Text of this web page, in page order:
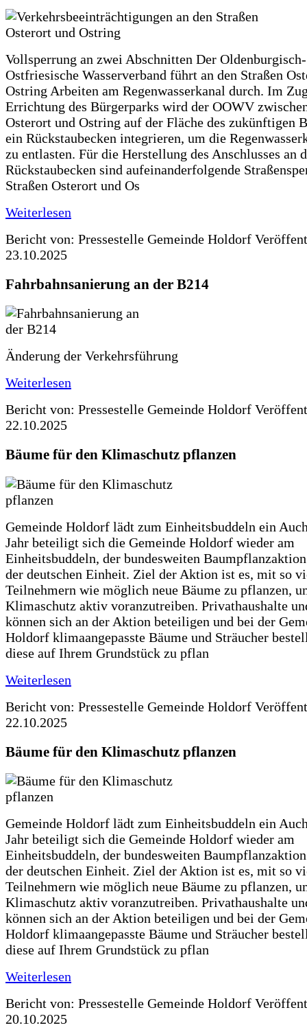
Vollsperrung an zwei Abschnitten Der Oldenburgisch-
Ostfriesische Wasserverband führt an den Straßen
Ostring Arbeiten am Regenwasserkanal durch. Im
Errichtung des Bürgerparks wird der OOWV
Osterort und Ostring auf der Fläche des zukünftigen
ein Rückstaubecken integrieren, um die
zu entlasten. Für die Herstellung des Anschlusses an
Rückstaubecken sind aufeinanderfolgende
Straßen Osterort und Os
Weiterlesen
Bericht von: Pressestelle Gemeinde Holdorf
23.10.2025
Fahrbahnsanierung an der B214
Änderung der Verkehrsführung
Weiterlesen
Bericht von: Pressestelle Gemeinde Holdorf
22.10.2025
Bäume für den Klimaschutz pflanzen
Gemeinde Holdorf lädt zum Einheitsbuddeln ein
Jahr beteiligt sich die Gemeinde Holdorf wieder am
Einheitsbuddeln, der bundesweiten
der deutschen Einheit. Ziel der Aktion ist es, mit so
Teilnehmern wie möglich neue Bäume zu pflanzen,
Klimaschutz aktiv voranzutreiben. Privathaushalte
können sich an der Aktion beteiligen und bei der
Holdorf klimaangepasste Bäume und Sträucher
diese auf Ihrem Grundstück zu pflan
Weiterlesen
Bericht von: Pressestelle Gemeinde Holdorf
22.10.2025
Bäume für den Klimaschutz pflanzen
Gemeinde Holdorf lädt zum Einheitsbuddeln ein
Jahr beteiligt sich die Gemeinde Holdorf wieder am
Einheitsbuddeln, der bundesweiten
der deutschen Einheit. Ziel der Aktion ist es, mit so
Teilnehmern wie möglich neue Bäume zu pflanzen,
Klimaschutz aktiv voranzutreiben. Privathaushalte
können sich an der Aktion beteiligen und bei der
Holdorf klimaangepasste Bäume und Sträucher
diese auf Ihrem Grundstück zu pflan
Weiterlesen
Bericht von: Pressestelle Gemeinde Holdorf
20.10.2025